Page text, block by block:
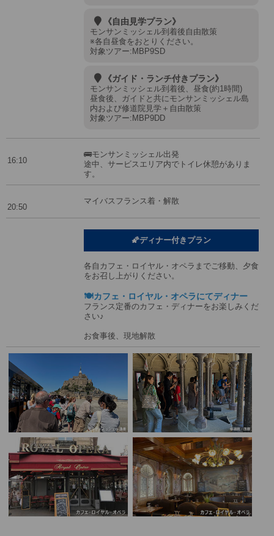
《自由見学プラン》
モンサンミッシェル到着後自由散策
※各自昼食をおとりください。
対象ツアー:MBP9SD
《ガイド・ランチ付きプラン》
モンサンミッシェル到着後、昼食(約1時間)
昼食後、ガイドと共にモンサンミッシェル島
内および修道院見学＋自由散策
対象ツアー:MBP9DD
16:10
🚌モンサンミッシェル出発
途中、サービスエリア内でトイレ休憩がありま
す。
20:50
マイバスフランス着・解散
🌠ディナー付きプラン
各自カフェ・ロイヤル・オペラまでご移動、夕食
をお召し上がりください。
🍽️カフェ・ロイヤル・オペラにてディナー
フランス定番のカフェ・ディナーをお楽しみくだ
さい♪
お食事後、現地解散